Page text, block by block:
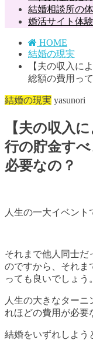
結婚相談所の
婚活サイト体
HOME
結婚の現実
【夫の収入に
総額の費用っ
結婚の現実 yasunori
【夫の収入
行の貯金す
必要なの？
人生の一大イベント
それまで他人同士だ
のですから、それま
っても良いでしょう。
人生の大きなター
れほどの費用が必要
結婚をいずれしよう